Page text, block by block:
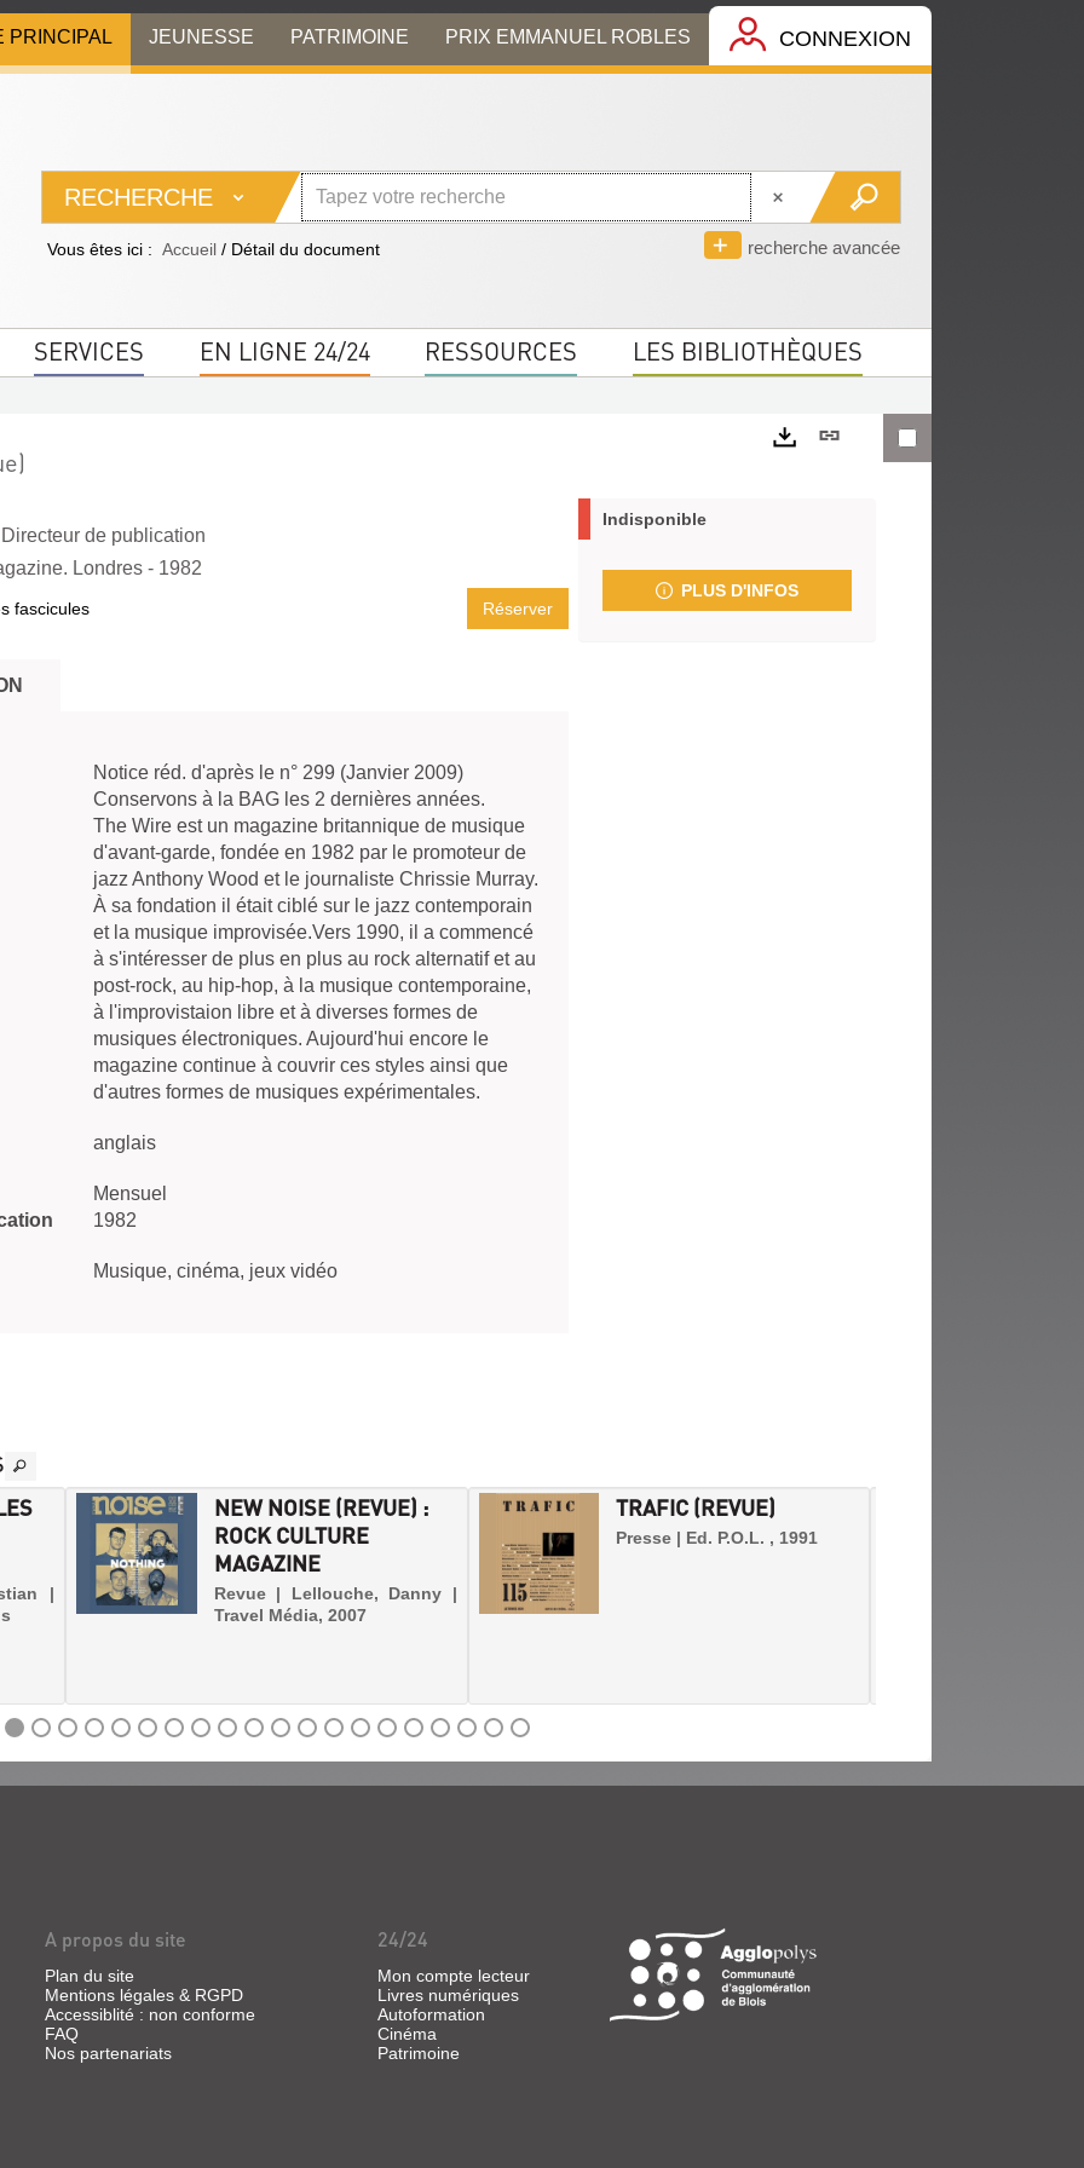
PRINCIPAL JEUNESSE PATRIMOINE PRIX EMMANUEL ROBLES CONNEXION
RECHERCHE
recherche avancée
Vous êtes ici : Accueil / Détail du document
SERVICES EN LIGNE 24/24 RESSOURCES LES BIBLIOTHÈQUES
de publication
Londres - 1982
Réserver
fascicules
Notice réd. d'après le n° 299 (Janvier 2009)
Conservons à la BAG les 2 dernières années.
The Wire est un magazine britannique de musique
d'avant-garde, fondée en 1982 par le promoteur de
jazz Anthony Wood et le journaliste Chrissie Murray.
À sa fondation il était ciblé sur le jazz contemporain
et la musique improvisée.Vers 1990, il a commencé
à s'intéresser de plus en plus au rock alternatif et au
post-rock, au hip-hop, à la musique contemporaine,
à l'improvistaion libre et à diverses formes de
musiques électroniques. Aujourd'hui encore le
magazine continue à couvrir ces styles ainsi que
d'autres formes de musiques expérimentales.
anglais
Mensuel
1982
Musique, cinéma, jeux vidéo
Lien
Indisponible
PLUS D'INFOS
NEW NOISE (REVUE) :
ROCK CULTURE
MAGAZINE
Revue | Lellouche, Danny |
Travel Média, 2007
TRAFIC (REVUE)
Presse | Ed. P.O.L. , 1991
|
A propos du site
Plan du site
Mentions légales & RGPD
Accessiblité : non conforme
FAQ
Nos partenariats
24/24
Mon compte lecteur
Livres numériques
Autoformation
Cinéma
Patrimoine